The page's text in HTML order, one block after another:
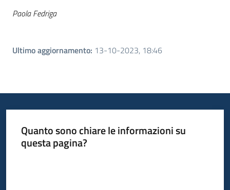
Paola Fedriga
Ultimo aggiornamento: 13-10-2023, 18:46
Quanto sono chiare le informazioni su
questa pagina?